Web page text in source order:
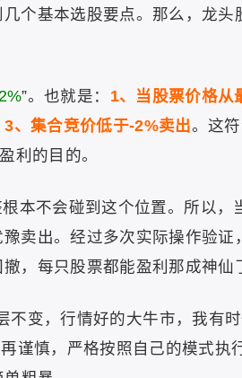
个基本选股要点。那么，龙头
”。也就是： 1、当股票价格从
、集合竞价低于-2%卖出。这
利的目的。
本不会碰到这个位置。所以，
卖出。经过多次实际操作验证
，每只股票都能盈利那成神仙
不变，行情好的大牛市，我有
谨慎，严格按照自己的模式执